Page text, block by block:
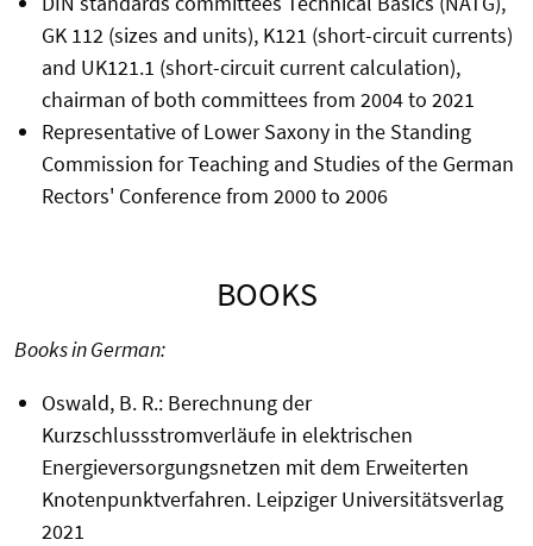
GK 112 (sizes and units), K121 (short-circuit currents)
and UK121.1 (short-circuit current calculation),
chairman of both committees from 2004 to 2021
Representative of Lower Saxony in the Standing
Commission for Teaching and Studies of the German
Rectors' Conference from 2000 to 2006
BOOKS
Books in German:
Oswald, B. R.: Berechnung der
Kurzschlussstromverläufe in elektrischen
Energieversorgungsnetzen mit dem Erweiterten
Knotenpunktverfahren. Leipziger Universitätsverlag
2021